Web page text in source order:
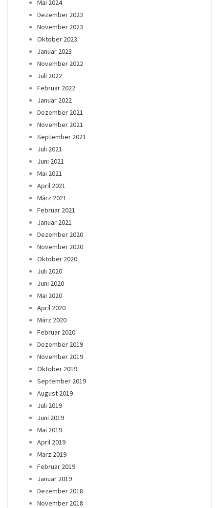
Mai 2024
Dezember 2023
November 2023
Oktober 2023
Januar 2023
November 2022
Juli 2022
Februar 2022
Januar 2022
Dezember 2021
November 2021
September 2021
Juli 2021
Juni 2021
Mai 2021
April 2021
März 2021
Februar 2021
Januar 2021
Dezember 2020
November 2020
Oktober 2020
Juli 2020
Juni 2020
Mai 2020
April 2020
März 2020
Februar 2020
Dezember 2019
November 2019
Oktober 2019
September 2019
August 2019
Juli 2019
Juni 2019
Mai 2019
April 2019
März 2019
Februar 2019
Januar 2019
Dezember 2018
November 2018